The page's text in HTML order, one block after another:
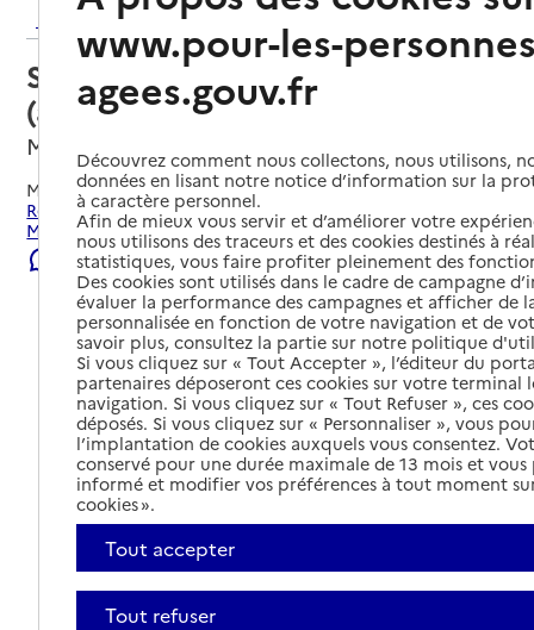
Retour aux résultats de l'annuaire
Service autonomie à domicile
(aide) – Réseau APA 71
Mâcon, SAONE-ET-LOIRE
Mis à jour le06/08/2026
Rechercher les établissements et services autour de
Mâcon.
Signaler une erreur
www.pour-les-
agees.gouv.fr
Découvrez comment nous collectons, nous utilisons,
données en lisant notre notice d’information sur la
à caractère personnel.
Afin de mieux vous servir et d’améliorer votre
nous utilisons des traceurs et des cookies destinés à
statistiques, vous faire profiter pleinement des
Des cookies sont utilisés dans le cadre de campagne
évaluer la performance des campagnes et afficher de
personnalisée en fonction de votre navigation et de
savoir plus, consultez la partie sur notre politique
Si vous cliquez sur « Tout Accepter », l’éditeur du
partenaires déposeront ces cookies sur votre terminal
navigation. Si vous cliquez sur « Tout Refuser », ces
déposés. Si vous cliquez sur « Personnaliser », vous
l’implantation de cookies auxquels vous consentez.
conservé pour une durée maximale de 13 mois et
informé et modifier vos préférences à tout moment
cookies ».
Tout accepter
Tout refuser